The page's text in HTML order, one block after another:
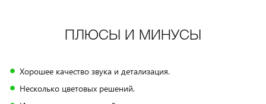
ПЛЮСЫ И МИНУСЫ
Хорошее качество звука и детализация.
Несколько цветовых решений.